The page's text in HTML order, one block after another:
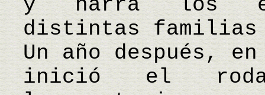
y narra los
distintas familias
Un año después,
inició el